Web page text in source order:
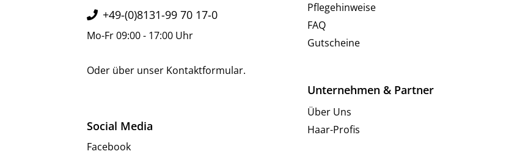
+49-(0)8131-99 70 17-0
Mo-Fr 09:00 - 17:00 Uhr
Oder über unser Kontaktformular.
Social Media
Facebook
Pflegehinweise
FAQ
Gutscheine
Unternehmen & Partner
Über Uns
Haar-Profis